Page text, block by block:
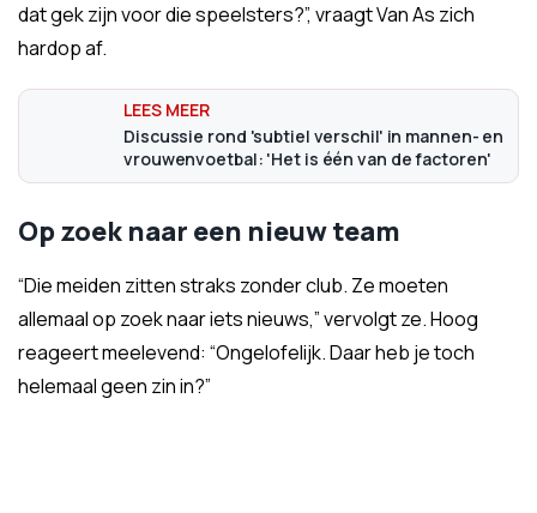
dat gek zijn voor die speelsters?”, vraagt Van As zich
hardop af.
Discussie rond 'subtiel verschil' in mannen- en
vrouwenvoetbal: 'Het is één van de factoren'
Op zoek naar een nieuw team
“Die meiden zitten straks zonder club. Ze moeten
allemaal op zoek naar iets nieuws,” vervolgt ze. Hoog
reageert meelevend: “Ongelofelijk. Daar heb je toch
helemaal geen zin in?”